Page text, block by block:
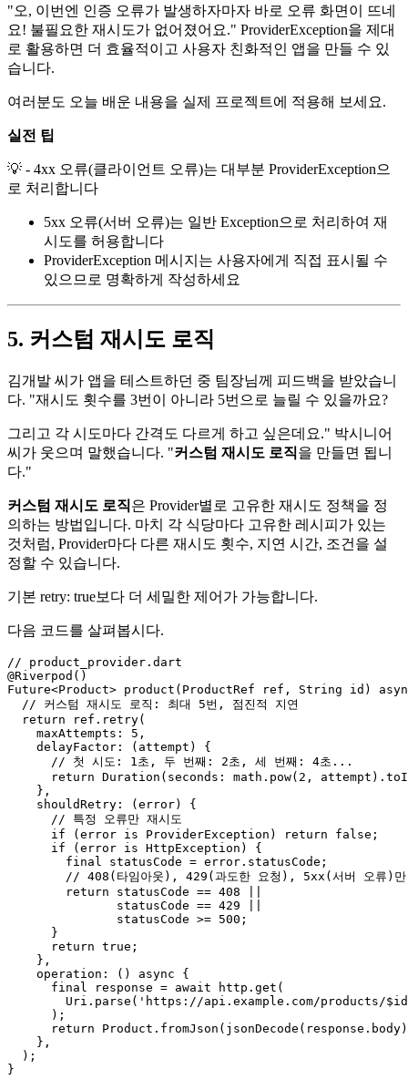
"오, 이번엔 인증 오류가 발생하자마자 바로 오류 화면이 뜨네
요! 불필요한 재시도가 없어졌어요." ProviderException을 제대
로 활용하면 더 효율적이고 사용자 친화적인 앱을 만들 수 있
습니다.
여러분도 오늘 배운 내용을 실제 프로젝트에 적용해 보세요.
실전 팁
💡 - 4xx 오류(클라이언트 오류)는 대부분 ProviderException으
로 처리합니다
5xx 오류(서버 오류)는 일반 Exception으로 처리하여 재
시도를 허용합니다
ProviderException 메시지는 사용자에게 직접 표시될 수
있으므로 명확하게 작성하세요
5. 커스텀 재시도 로직
김개발 씨가 앱을 테스트하던 중 팀장님께 피드백을 받았습니
다. "재시도 횟수를 3번이 아니라 5번으로 늘릴 수 있을까요?
그리고 각 시도마다 간격도 다르게 하고 싶은데요." 박시니어
씨가 웃으며 말했습니다. "커스텀 재시도 로직을 만들면 됩니
다."
커스텀 재시도 로직은 Provider별로 고유한 재시도 정책을 정
의하는 방법입니다. 마치 각 식당마다 고유한 레시피가 있는
것처럼, Provider마다 다른 재시도 횟수, 지연 시간, 조건을 설
정할 수 있습니다.
기본 retry: true보다 더 세밀한 제어가 가능합니다.
다음 코드를 살펴봅시다.
// product_provider.dart
@Riverpod()
Future<Product> product(ProductRef ref, String id)
  // 커스텀 재시도 로직: 최대 5번, 점진적 지연
  return ref.retry(
    maxAttempts: 5,
    delayFactor: (attempt) {
      // 첫 시도: 1초, 두 번째: 2초, 세 번째: 4초...
return Duration(seconds: math.pow(2,
    },
    shouldRetry: (error) {
      // 특정 오류만 재시도
      if (error is ProviderException) return false;
      if (error is HttpException) {
        final statusCode = error.statusCode;
// 408(타임아웃), 429(과도한 요청), 5xx(서버 오류)만
        return statusCode == 408 ||
               statusCode == 429 ||
               statusCode >= 500;
      }
      return true;
    },
    operation: () async {
      final response = await http.get(
Uri.parse('https://api.example.com/products/
      );
return
    },
  );